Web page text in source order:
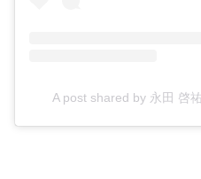
A post shared by 永田 啓